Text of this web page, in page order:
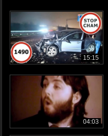
15:15
04:03